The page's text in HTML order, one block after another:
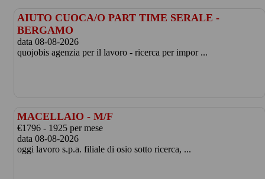
AIUTO CUOCA/O PART TIME SERALE -
BERGAMO
data 08-08-2026
quojobis agenzia per il lavoro - ricerca per impor ...
MACELLAIO - M/F
€1796 - 1925 per mese
data 08-08-2026
oggi lavoro s.p.a. filiale di osio sotto ricerca, ...